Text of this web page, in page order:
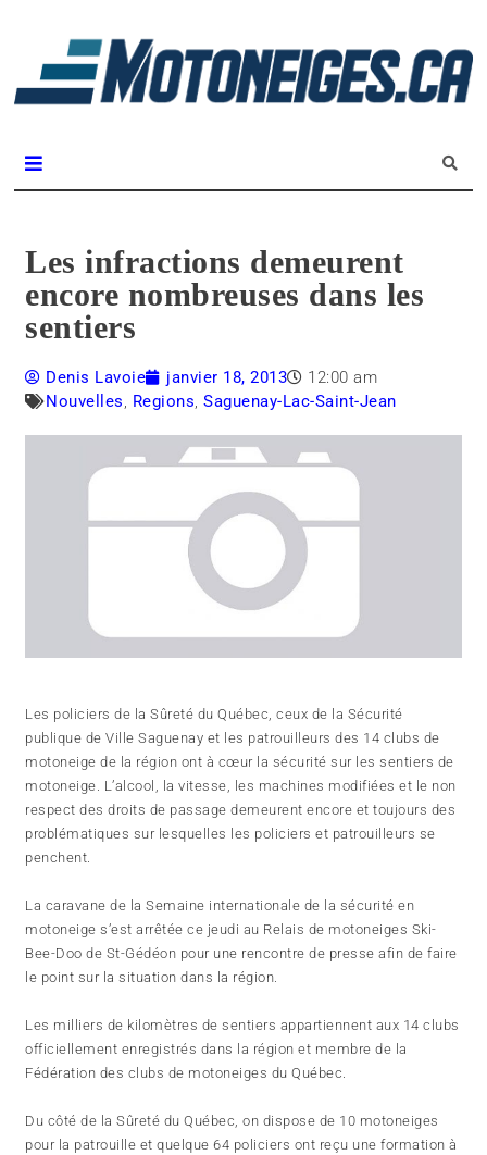
Les infractions demeurent
encore nombreuses dans les
sentiers
Denis Lavoie janvier 18, 2013
12:00 am
Nouvelles, Regions,Saguenay-Lac-Saint-Jean
Les policiers de la Sûreté du Québec, ceux de la Sécurité
publique de Ville Saguenay et les patrouilleurs des 14 clubs de
motoneige de la région ont à cœur la sécurité sur les sentiers de
motoneige. L’alcool, la vitesse, les machines modifiées et le non
respect des droits de passage demeurent encore et toujours des
problématiques sur lesquelles les policiers et patrouilleurs se
penchent.
La caravane de la Semaine internationale de la sécurité en
motoneige s’est arrêtée ce jeudi au Relais de motoneiges Ski-
Bee-Doo de St-Gédéon pour une rencontre de presse afin de faire
le point sur la situation dans la région.
Les milliers de kilomètres de sentiers appartiennent aux 14 clubs
officiellement enregistrés dans la région et membre de la
Fédération des clubs de motoneiges du Québec.
Du côté de la Sûreté du Québec, on dispose de 10 motoneiges
pour la patrouille et quelque 64 policiers ont reçu une formation à